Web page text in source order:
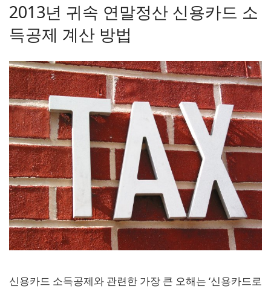
리
2013년 귀속 연말정산 신용카드 소
득공제 계산 방법
신용카드 소득공제와 관련한 가장 큰 오해는 ‘신용카드로